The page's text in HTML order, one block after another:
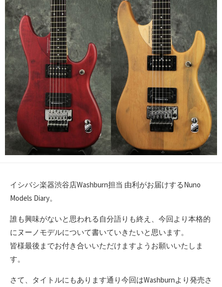
イシバシ楽器渋谷店Washburn担当 由利がお届けするNuno
Models Diary。
誰も興味がないと思われる自分語りも終え、今回より本格的
にヌーノモデルについて書いていきたいと思います。
皆様最後までお付き合いいただけますようお願いいたしま
す。
さて、タイトルにもあります通り今回はWashburnより発売さ